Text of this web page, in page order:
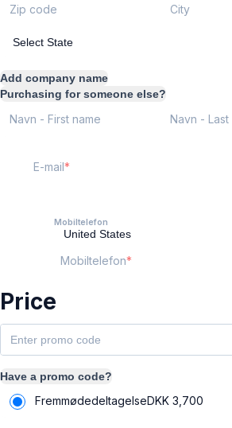
Zip code City
Add company name
Purchasing for someone else?
Navn - First name Navn - Last
E-mail
Mobiltelefon
Mobiltelefon
Price
Have a promo code?
FremmødedeltagelseDKK 3,700